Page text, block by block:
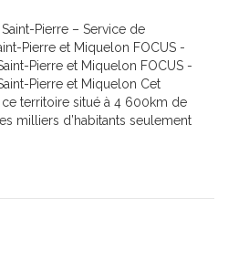
Pierre – Service de
Pierre et Miquelon FOCUS -
Pierre et Miquelon FOCUS -
Pierre et Miquelon Cet
territoire situé à 4 600km de
milliers d’habitants seulement